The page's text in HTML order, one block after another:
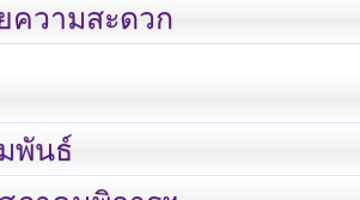
ความสะดวก
พันธ์